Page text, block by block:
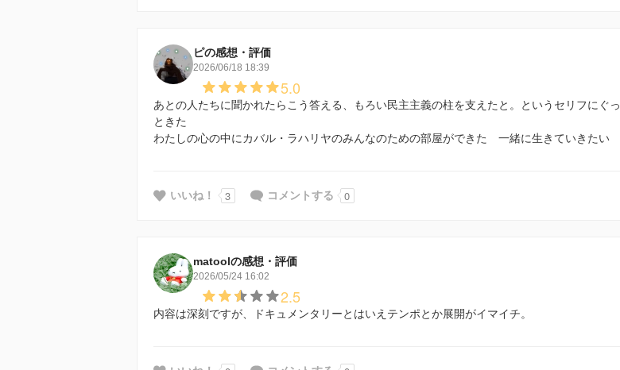
ピの感想・評価
2026/06/18 18:39
5.0
あとの人たちに聞かれたらこう答える、もろい民主主義の柱を支えたと。というセリフにぐっ
ときた
わたしの心の中にカバル・ラハリヤのみんなのための部屋ができた 一緒に生きていきたい
いいね！ 3 コメントする 0
matoolの感想・評価
2026/05/24 16:02
2.5
内容は深刻ですが、ドキュメンタリーとはいえテンポとか展開がイマイチ。